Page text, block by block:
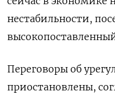
нестабильности,
Переговоры об
приостановлены,